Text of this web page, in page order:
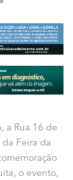
a Rua 16 de
Feira da
o evento,